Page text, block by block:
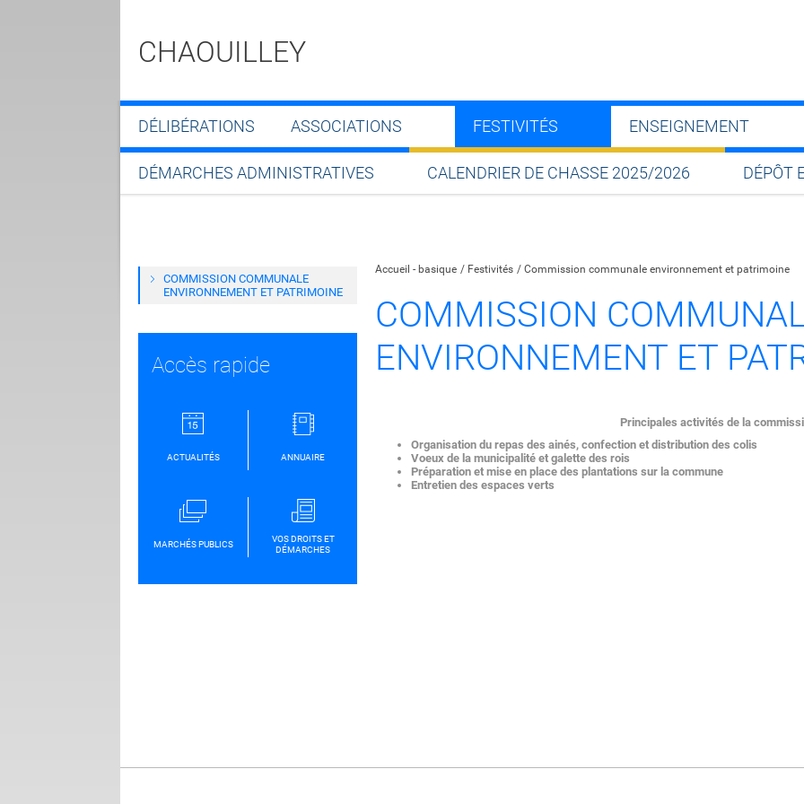
CHAOUILLEY
DÉLIBÉRATIONS ASSOCIATIONS FESTIVITÉS ENSEIGNEMENT
DÉMARCHES ADMINISTRATIVES CALENDRIER DE CHASSE 2025/2026 DÉPÔT
Accueil - basique Festivités Commission communale environnement et patrimoine
COMMISSION
ENVIRONNEMENT ET
Principales activités de la
Organisation du repas des ainés, confection et distribution des colis
Voeux de la municipalité et galette des rois
Préparation et mise en place des plantations sur la commune
Entretien des espaces verts
COMMISSION COMMUNALE
ENVIRONNEMENT ET PATRIMOINE
Accès rapide
ACTUALITÉS ANNUAIRE
MARCHÉS PUBLICS
VOS DROITS ET
DÉMARCHES